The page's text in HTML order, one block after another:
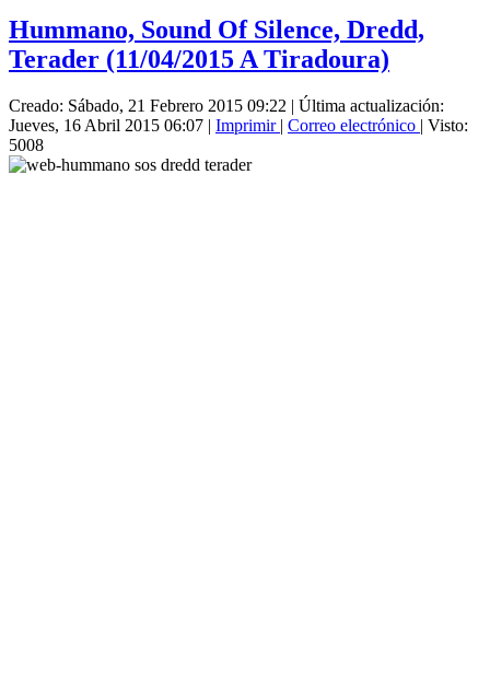
Hummano, Sound Of Silence, Dredd,
Terader (11/04/2015 A Tiradoura)
Creado: Sábado, 21 Febrero 2015 09:22 | Última actualización:
Jueves, 16 Abril 2015 06:07 | Imprimir | Correo electrónico | Visto:
5008